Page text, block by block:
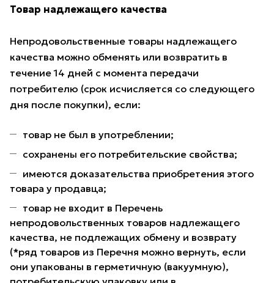
Товар надлежащего качества
Непродовольственные товары надлежащего
качества можно обменять или возвратить в
течение 14 дней с момента передачи
потребителю (срок исчисляется со следующего
дня после покупки), если:
товар не был в употреблении;
сохранены его потребительские свойства;
имеются доказательства приобретения этого
товара у продавца;
товар не входит в Перечень
непродовольственных товаров надлежащего
качества, не подлежащих обмену и возврату
(*ряд товаров из Перечня можно вернуть, если
они упакованы в герметичную (вакуумную),